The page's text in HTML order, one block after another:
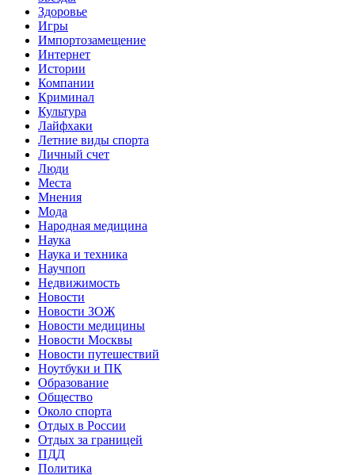
Здоровье
Игры
Импортозамещение
Интернет
Истории
Компании
Криминал
Культура
Лайфхаки
Летние виды спорта
Личный счет
Люди
Места
Мнения
Мода
Народная медицина
Наука
Наука и техника
Научпоп
Недвижимость
Новости
Новости ЗОЖ
Новости медицины
Новости Москвы
Новости путешествий
Ноутбуки и ПК
Образование
Общество
Около спорта
Отдых в России
Отдых за границей
ПДД
Политика